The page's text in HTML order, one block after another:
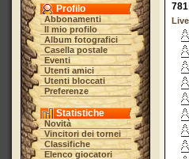
Profilo
Abbonamenti
Il mio profilo
Album fotografici
Casella postale
Eventi
Utenti amici
Utenti bloccati
Preferenze
Statistiche
Novità
Vincitori dei tornei
Classifiche
Elenco giocatori